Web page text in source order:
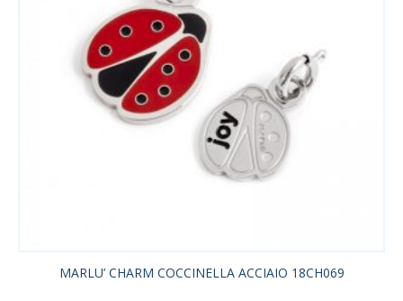
MARLU’ CHARM COCCINELLA ACCIAIO 18CH069